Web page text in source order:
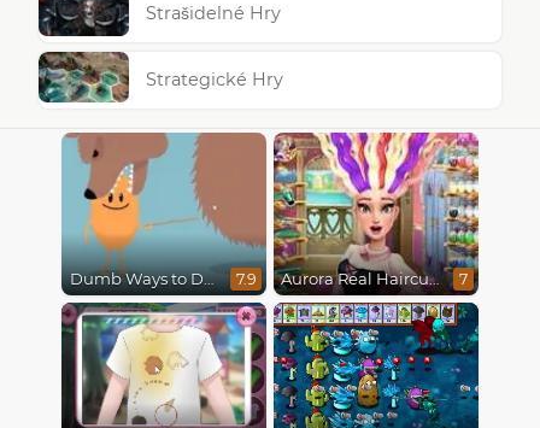
Strašidelné Hry
Strategické Hry
Dumb Ways to Die 7.9 Aurora Real Haircuts 7